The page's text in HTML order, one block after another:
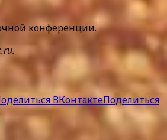
конференции.
ВКонтактеПоделиться